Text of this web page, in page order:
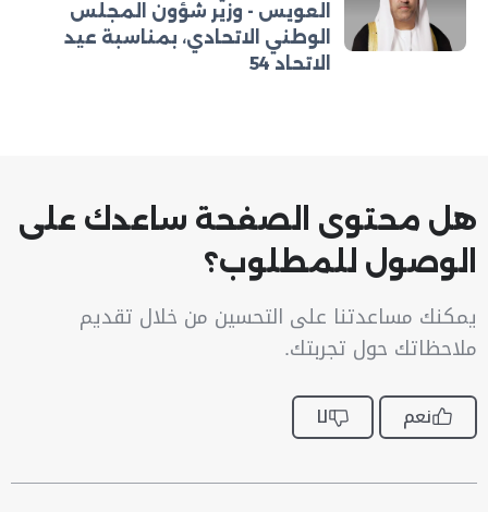
العويس - وزير شؤون المجلس
الوطني الاتحادي، بمناسبة عيد
الاتحاد 54
هل محتوى الصفحة ساعدك على
الوصول للمطلوب؟
يمكنك مساعدتنا على التحسين من خلال تقديم
ملاحظاتك حول تجربتك.
نعم لا